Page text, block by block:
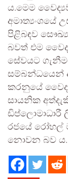
ය.මෙම
අමාත්‍යංශයේ
පිළිබඳව
බවත් එම
සේවයට
සම්බන්ධයෙන්
කරනුයේ
සායනික
ඩිප්ලොමාධාරී
රජයේ රෝහල්
නොවන බව ය.